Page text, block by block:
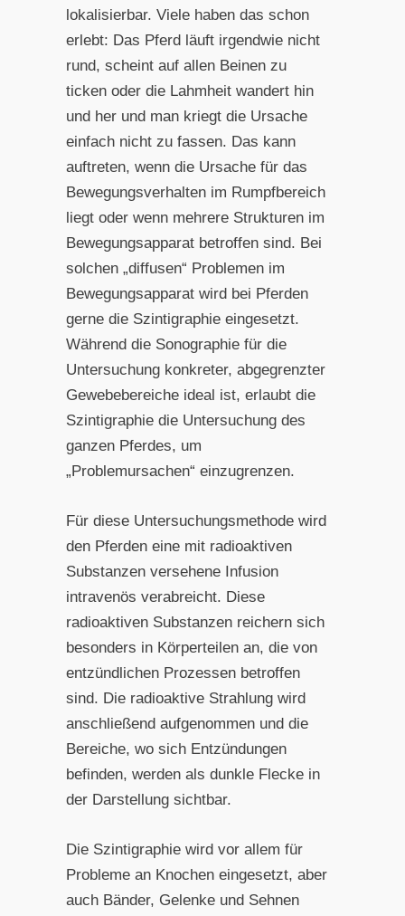
lokalisierbar. Viele haben das schon
erlebt: Das Pferd läuft irgendwie nicht
rund, scheint auf allen Beinen zu
ticken oder die Lahmheit wandert hin
und her und man kriegt die Ursache
einfach nicht zu fassen. Das kann
auftreten, wenn die Ursache für das
Bewegungsverhalten im Rumpfbereich
liegt oder wenn mehrere Strukturen im
Bewegungsapparat betroffen sind. Bei
solchen „diffusen“ Problemen im
Bewegungsapparat wird bei Pferden
gerne die Szintigraphie eingesetzt.
Während die Sonographie für die
Untersuchung konkreter, abgegrenzter
Gewebebereiche ideal ist, erlaubt die
Szintigraphie die Untersuchung des
ganzen Pferdes, um
„Problemursachen“ einzugrenzen.
Für diese Untersuchungsmethode wird
den Pferden eine mit radioaktiven
Substanzen versehene Infusion
intravenös verabreicht. Diese
radioaktiven Substanzen reichern sich
besonders in Körperteilen an, die von
entzündlichen Prozessen betroffen
sind. Die radioaktive Strahlung wird
anschließend aufgenommen und die
Bereiche, wo sich Entzündungen
befinden, werden als dunkle Flecke in
der Darstellung sichtbar.
Die Szintigraphie wird vor allem für
Probleme an Knochen eingesetzt, aber
auch Bänder, Gelenke und Sehnen